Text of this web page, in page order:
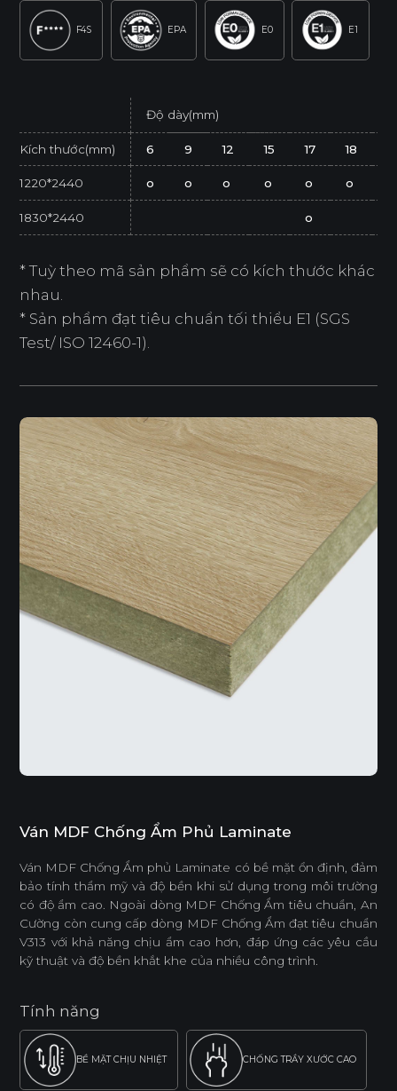
F4S EPA E0 E1
Độ dày(mm)
Kích thước(mm) 6 9 12 15 17 18
1220*2440 o o o o o o
1830*2440 o
* Tuỳ theo mã sản phẩm sẽ có kích thước khác
nhau.
* Sản phẩm đạt tiêu chuẩn tối thiểu E1 (SGS
Test/ ISO 12460-1).
Ván MDF Chống Ẩm Phủ Laminate
Ván MDF Chống Ẩm phủ Laminate có bề mặt ổn định, đảm
bảo tính thẩm mỹ và độ bền khi sử dụng trong môi trường
có độ ẩm cao. Ngoài dòng MDF Chống Ẩm tiêu chuẩn, An
Cường còn cung cấp dòng MDF Chống Ẩm đạt tiêu chuẩn
V313 với khả năng chịu ẩm cao hơn, đáp ứng các yêu cầu
kỹ thuật và độ bền khắt khe của nhiều công trình.
Tính năng
BỀ MẶT CHỊU NHIỆT CHỐNG TRẦY XƯỚC CAO